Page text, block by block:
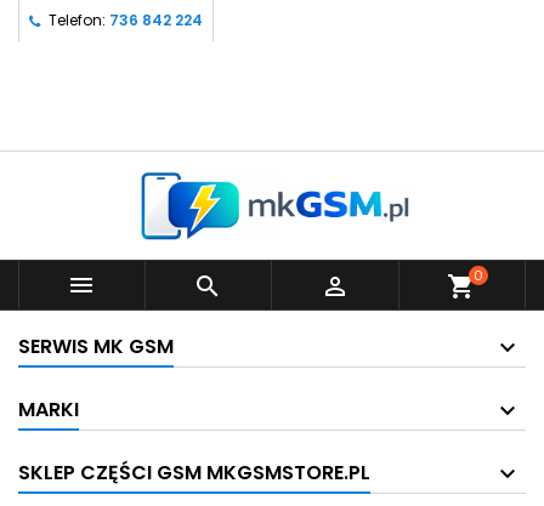
Telefon: 736 842 224
   shopping_cart0
SERWIS MK GSM
MARKI
SKLEP CZĘŚCI GSM MKGSMSTORE.PL